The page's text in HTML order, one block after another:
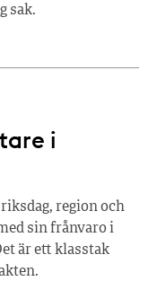
sak.
i
region och
sin frånvaro i
är ett klasstak